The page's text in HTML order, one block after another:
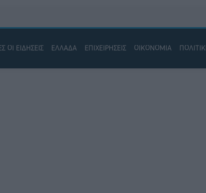
ΟΙ ΕΙΔΗΣΕΙΣ ΕΛΛΑΔΑ ΕΠΙΧΕΙΡΗΣΕΙΣ ΟΙΚΟΝΟΜΙΑ